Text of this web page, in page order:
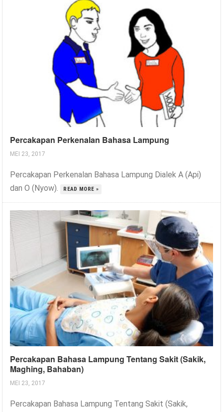
Percakapan Perkenalan Bahasa Lampung
MEI 23, 2017
Percakapan Perkenalan Bahasa Lampung Dialek A (Api)
dan O (Nyow).
READ MORE »
Percakapan Bahasa Lampung Tentang Sakit (Sakik,
Maghing, Bahaban)
MEI 23, 2017
Percakapan Bahasa Lampung Tentang Sakit (Sakik,